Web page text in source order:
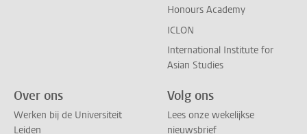
Honours Academy
ICLON
International Institute for
Asian Studies
Over ons
Werken bij de Universiteit
Leiden
Volg ons
Lees onze wekelijkse
nieuwsbrief